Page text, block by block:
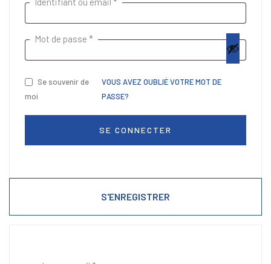
Mot de passe *
Se souvenir de
moi
VOUS AVEZ OUBLIÉ VOTRE MOT DE
PASSE?
SE CONNECTER
S'ENREGISTRER